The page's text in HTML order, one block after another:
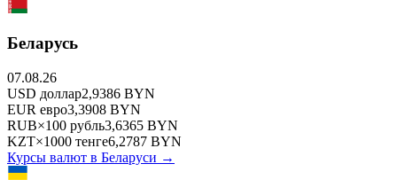
Беларусь
07.08.26
USD доллар2,9386 BYN
EUR евро3,3908 BYN
RUB×100 рубль3,6365 BYN
KZT×1000 тенге6,2787 BYN
Курсы валют в Беларуси →